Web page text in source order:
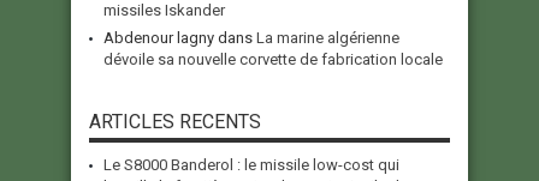
missiles Iskander
Abdenour lagny dans La marine algérienne
dévoile sa nouvelle corvette de fabrication locale
ARTICLES RECENTS
Le S8000 Banderol : le missile low-cost qui